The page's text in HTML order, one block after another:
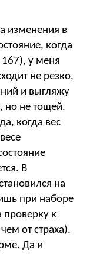
изменения в
когда
у меня
не резко,
и выгляжу
но не тощей.
когда вес
В
на
при наборе
проверку к
от страха).
Да и